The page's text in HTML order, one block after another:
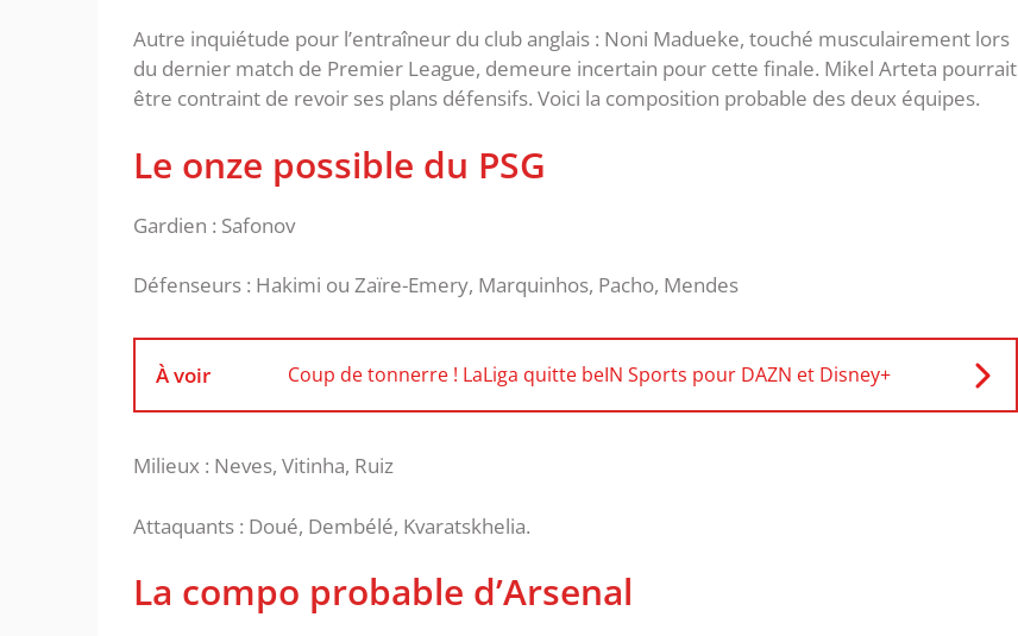
Autre inquiétude pour l’entraîneur du club anglais : Noni Madueke, touché musculairement lors
du dernier match de Premier League, demeure incertain pour cette finale. Mikel Arteta pourrait
être contraint de revoir ses plans défensifs. Voici la composition probable des deux équipes.
Le onze possible du PSG
Gardien : Safonov
Défenseurs : Hakimi ou Zaïre-Emery, Marquinhos, Pacho, Mendes
À voir Coup de tonnerre ! LaLiga quitte beIN Sports pour DAZN et Disney+
Milieux : Neves, Vitinha, Ruiz
Attaquants : Doué, Dembélé, Kvaratskhelia.
La compo probable d’Arsenal